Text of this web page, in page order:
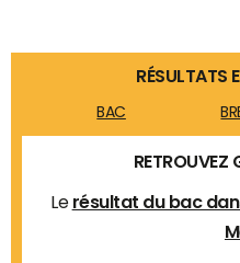
RÉSULTATS
BAC
RETROUVEZ
Le résultat du bac